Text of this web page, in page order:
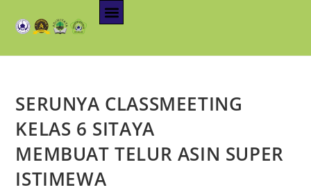
SERUNYA CLASSMEETING
KELAS 6 SITAYA
MEMBUAT TELUR ASIN SUPER
ISTIMEWA